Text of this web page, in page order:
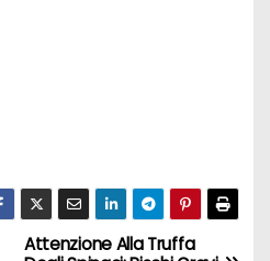
Attenzione Alla Truffa